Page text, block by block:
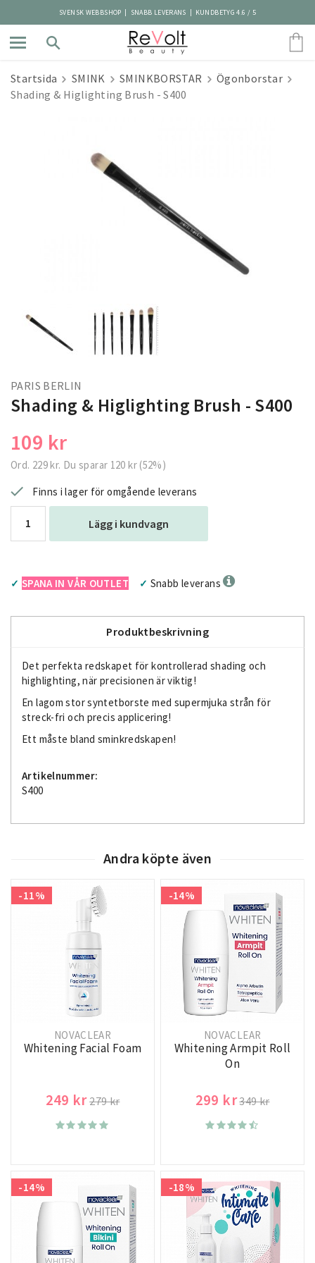
SVENSK WEBBSHOP | SNABB LEVERANS | KUNDBETYG 4.6 / 5
Startsida SMINK SMINKBORSTAR
Ögonborstar
Shading & Higlighting Brush - S400
PARIS BERLIN
Shading & Higlighting Brush - S400
109 kr
Ord. 229 kr. Du sparar 120 kr(52%)
Finns i lager för omgående leverans
Lägg i kundvagn
✓ SPANA IN VÅR OUTLET ✓ Snabb leverans
Produktbeskrivning
Det perfekta redskapet för kontrollerad shading och
highlighting, när precisionen är viktig!
En lagom stor syntetborste med supermjuka strån för
streck-fri och precis applicering!
Ett måste bland sminkredskapen!
Artikelnummer:
S400
Andra köpte även
-11%
NOVACLEAR
Whitening Facial Foam
249 kr279 kr
-14%
NOVACLEAR
Whitening Armpit Roll
On
299 kr349 kr
-14% -18%